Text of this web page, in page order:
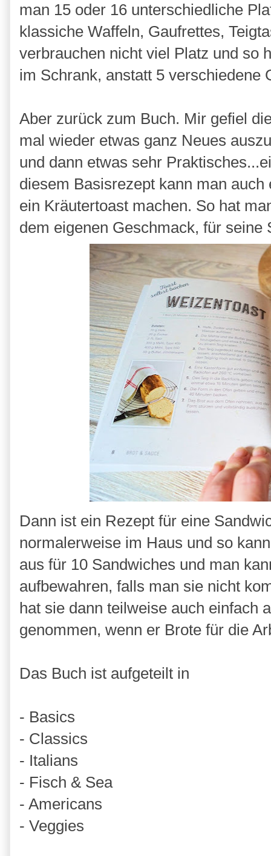
man 15 oder 16 unterschiedliche
klassiche Waffeln, Gaufrettes,
verbrauchen nicht viel Platz und so
im Schrank, anstatt 5 verschiedene
Aber zurück zum Buch. Mir gefiel
mal wieder etwas ganz Neues
und dann etwas sehr
diesem Basisrezept kann man
ein Kräutertoast machen. So hat
dem eigenen Geschmack, für
Dann ist ein Rezept für eine
normalerweise im Haus und so
aus für 10 Sandwiches und man
aufbewahren, falls man sie nicht
hat sie dann teilweise auch einfach
genommen, wenn er Brote für die
Das Buch ist aufgeteilt in
- Basics
- Classics
- Italians
- Fisch & Sea
- Americans
- Veggies